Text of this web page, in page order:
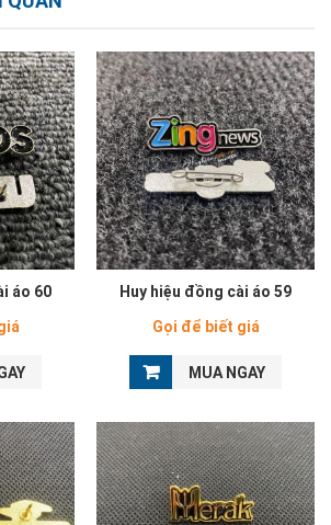
áo 60
Huy hiệu đồng cài áo 59
Gọi để biết giá
MUA NGAY